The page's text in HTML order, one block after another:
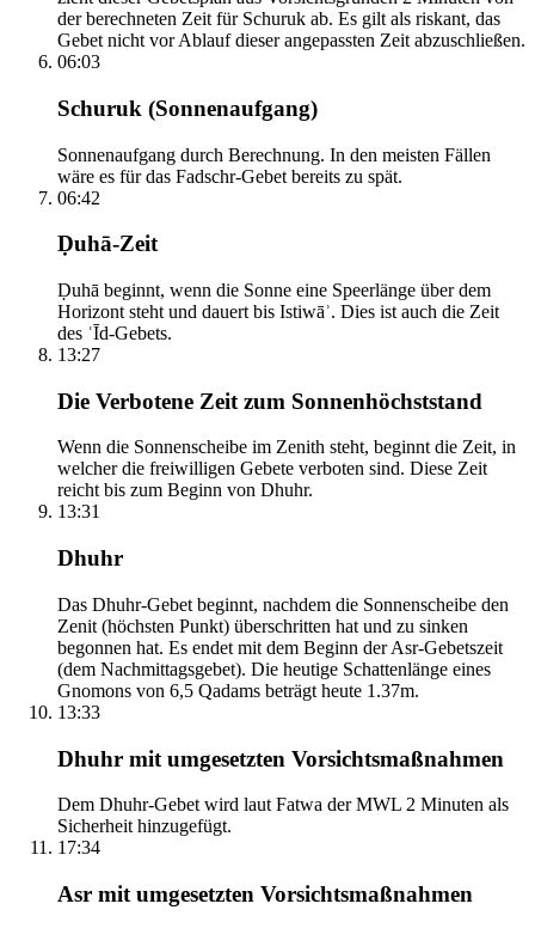
der berechneten Zeit für Schuruk ab. Es gilt als riskant, das
Gebet nicht vor Ablauf dieser angepassten Zeit abzuschließen.
06:03
Schuruk (Sonnenaufgang)
Sonnenaufgang durch Berechnung. In den meisten Fällen
wäre es für das Fadschr-Gebet bereits zu spät.
06:42
Ḍuhā-Zeit
Ḍuhā beginnt, wenn die Sonne eine Speerlänge über dem
Horizont steht und dauert bis Istiwāʾ. Dies ist auch die Zeit
des ʿĪd-Gebets.
13:27
Die Verbotene Zeit zum Sonnenhöchststand
Wenn die Sonnenscheibe im Zenith steht, beginnt die Zeit, in
welcher die freiwilligen Gebete verboten sind. Diese Zeit
reicht bis zum Beginn von Dhuhr.
13:31
Dhuhr
Das Dhuhr-Gebet beginnt, nachdem die Sonnenscheibe den
Zenit (höchsten Punkt) überschritten hat und zu sinken
begonnen hat. Es endet mit dem Beginn der Asr-Gebetszeit
(dem Nachmittagsgebet). Die heutige Schattenlänge eines
Gnomons von 6,5 Qadams beträgt heute 1.37m.
13:33
Dhuhr mit umgesetzten Vorsichtsmaßnahmen
Dem Dhuhr-Gebet wird laut Fatwa der MWL 2 Minuten als
Sicherheit hinzugefügt.
17:34
Asr mit umgesetzten Vorsichtsmaßnahmen